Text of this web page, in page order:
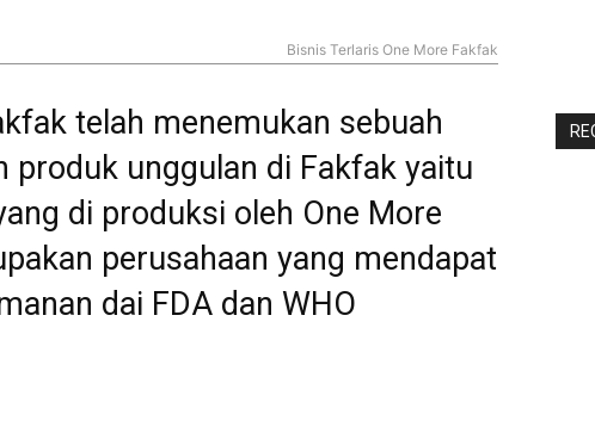
Bisnis Terlaris One More Fakfak
telah menemukan sebuah
produk unggulan di Fakfak yaitu
di produksi oleh One More
perusahaan yang mendapat
dai FDA dan WHO